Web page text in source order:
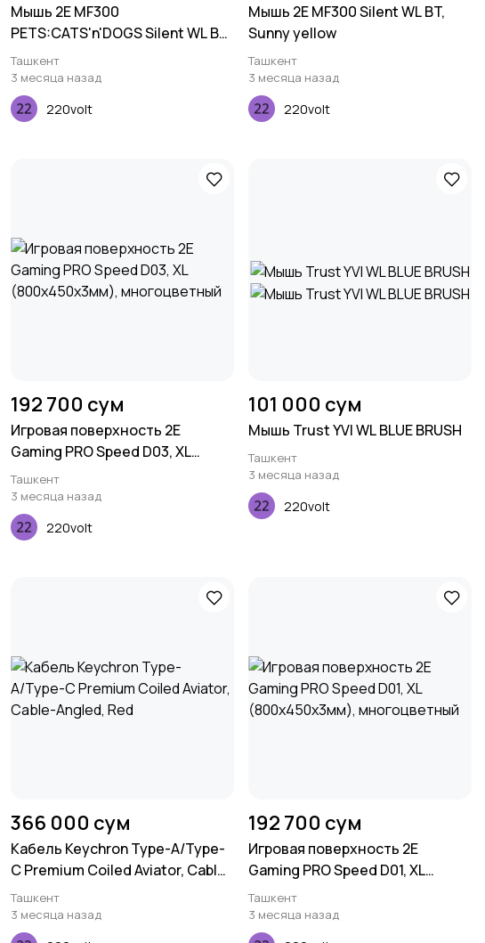
Мышь 2E MF300
PETS:CATS'n'DOGS Silent WL BT,
желтый
Ташкент
3 месяца назад
220volt
Мышь 2E MF300 Silent WL BT,
Sunny yellow
Ташкент
3 месяца назад
220volt
192 700 сум
Игровая поверхность 2E
Gaming PRO Speed D03, XL
(800x450x3мм), многоцветный
Ташкент
3 месяца назад
220volt
101 000 сум
Мышь Trust YVI WL BLUE BRUSH
Ташкент
3 месяца назад
220volt
366 000 сум
Кабель Keychron Type-A/Type-
C Premium Coiled Aviator, Cable-
Angled, Red
Ташкент
3 месяца назад
192 700 сум
Игровая поверхность 2E
Gaming PRO Speed D01, XL
(800x450x3мм), многоцветный
Ташкент
3 месяца назад